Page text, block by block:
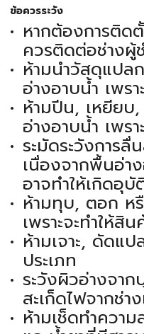
ข้อควรระวัง
หากต้องการติด
ควรติดต่อช่างผู้
ห้ามนำวัสดุแปล
อ่างอาบน้ำ เพร
ห้ามปีน, เหยีย
อ่างอาบน้ำ เพร
ระมัดระวังการลื่
เนื่องจากพื้นอ่า
อาจทำให้เกิดอุบั
ห้ามทุบ, ตอก ห
เพราะจะทำให้สิ
ห้ามเจาะ, ดัดแ
ประเภท
ระวังผิวอ่างจา
สะเก็ดไฟจากช่า
ห้ามเช็ดทำควา